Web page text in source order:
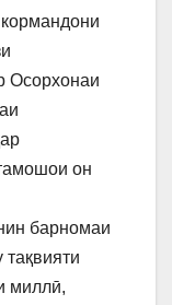
Осорхонаи
он
барномаи
миллӣ,